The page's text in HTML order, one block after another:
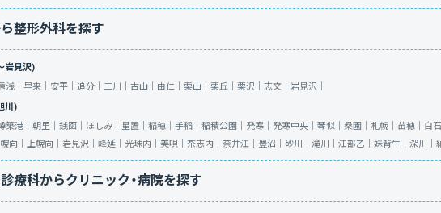
整形外科を探す
岩見沢)
浅｜ 早来｜ 安平｜ 追分｜ 三川｜ 古山｜ 由仁｜ 栗山｜ 栗丘｜ 栗沢｜ 志文｜ 岩見沢｜
川)
築港｜ 朝里｜ 銭函｜ ほしみ｜ 星置｜ 稲穂｜ 手稲｜ 稲積公園｜ 発寒｜ 発寒中央｜ 琴似｜ 桑園｜ 札幌｜ 苗穂｜ 白
幌向｜ 上幌向｜ 岩見沢｜ 峰延｜ 光珠内｜ 美唄｜ 茶志内｜ 奈井江｜ 豊沼｜ 砂川｜ 滝川｜ 江部乙｜ 妹背牛｜ 深川｜
療科からクリニック・病院を探す